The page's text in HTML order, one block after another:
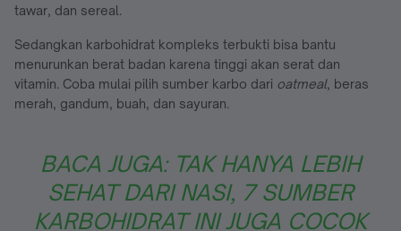
tawar, dan sereal.
Sedangkan karbohidrat kompleks terbukti bisa bantu
menurunkan berat badan karena tinggi akan serat dan
vitamin. Coba mulai pilih sumber karbo dari oatmeal, beras
merah, gandum, buah, dan sayuran.
BACA JUGA: TAK HANYA LEBIH
SEHAT DARI NASI, 7 SUMBER
KARBOHIDRAT INI JUGA COCOK